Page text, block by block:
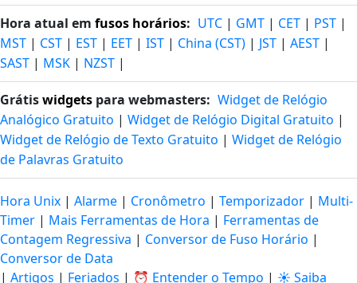
Hora atual em fusos horários: UTC | GMT | CET | PST |
MST | CST | EST | EET | IST | China (CST) | JST | AEST |
SAST | MSK | NZST |
Grátiswidgets para webmasters: Widget de Relógio
Analógico Gratuito | Widget de Relógio Digital Gratuito |
Widget de Relógio de Texto Gratuito | Widget de Relógio
de Palavras Gratuito
Hora Unix | Alarme | Cronômetro | Temporizador | Multi-
Timer | Mais Ferramentas de Hora | Ferramentas de
Contagem Regressiva | Conversor de Fuso Horário |
Conversor de Data
| Artigos | Feriados | ⏰ Entender o Tempo | ☀️ Saiba